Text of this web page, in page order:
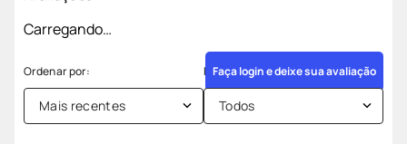
Carregando…
Faça login e deixe sua avaliação
Mais recentes Todos